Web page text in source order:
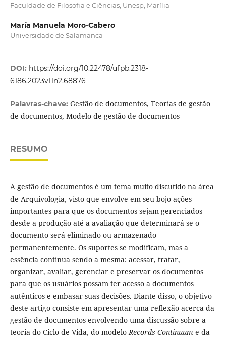
Faculdade de Filosofia e Ciências, Unesp, Marília
María Manuela Moro-Cabero
Universidade de Salamanca
DOI: https://doi.org/10.22478/ufpb.2318-
6186.2023v11n2.68876
Palavras-chave: Gestão de documentos, Teorias de gestão
de documentos, Modelo de gestão de documentos
RESUMO
A gestão de documentos é um tema muito discutido na área
de Arquivologia, visto que envolve em seu bojo ações
importantes para que os documentos sejam gerenciados
desde a produção até a avaliação que determinará se o
documento será eliminado ou armazenado
permanentemente. Os suportes se modificam, mas a
essência continua sendo a mesma: acessar, tratar,
organizar, avaliar, gerenciar e preservar os documentos
para que os usuários possam ter acesso a documentos
autênticos e embasar suas decisões. Diante disso, o objetivo
deste artigo consiste em apresentar uma reflexão acerca da
gestão de documentos envolvendo uma discussão sobre a
teoria do Ciclo de Vida, do modeloRecords Continuum e da